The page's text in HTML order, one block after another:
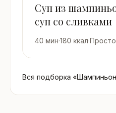
Суп из
суп со сливками
40 мин·180 ккал·Просто
Вся подборка